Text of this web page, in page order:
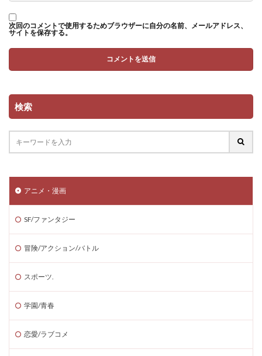
次回のコメントで使用するためブラウザーに自分の名前、メールアドレス、
サイトを保存する。
検索
アニメ・漫画
SF/ファンタジー
冒険/アクション/バトル
スポーツ.
学園/青春
恋愛/ラブコメ